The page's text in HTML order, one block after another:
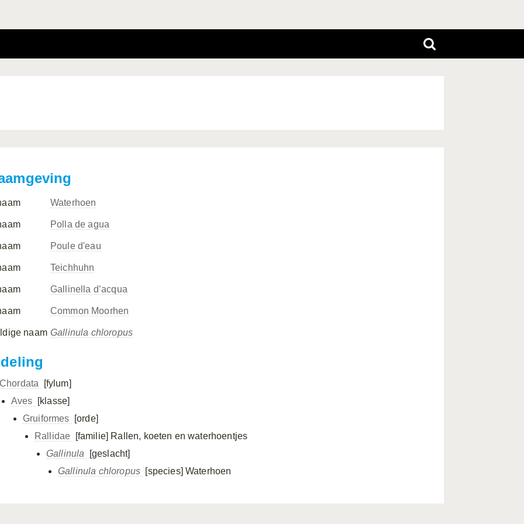
Waterhoen
Polla de agua
Poule d'eau
Teichhuhn
Gallinella d’acqua
Common Moorhen
naam Gallinula chloropus
Chordata
[fylum]
Aves
[klasse]
Gruiformes
[orde]
Rallidae
[familie] Rallen, koeten en waterhoentjes
Gallinula
[geslacht]
Gallinula chloropus [species] Waterhoen